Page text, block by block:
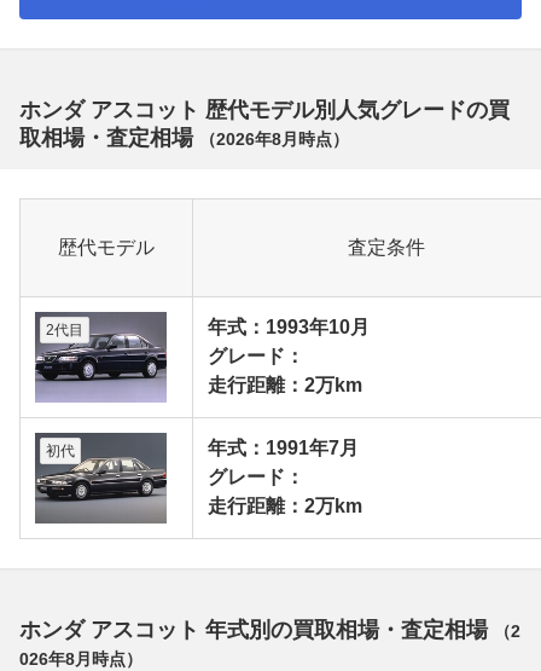
ホンダ アスコット 歴代モデル別人気グレードの買
取相場・査定相場
（2026年8月 時点）
歴代モデル 査定条件
2代目
年式：1993年10月
グレード：
走行距離：2万km
初代
年式：1991年7月
グレード：
走行距離：2万km
ホンダ アスコット 年式別の買取相場・査定相場 （2
026年8月 時点）